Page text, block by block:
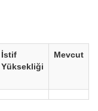
İstif
Yüksekliği
Mevcut